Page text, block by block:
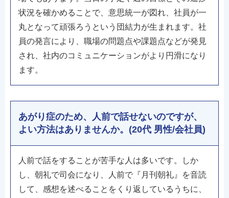
状況を確かめることで、意思統一が図れ、社員が一
丸となって頑張ろうという団結力が生まれます。社
員の発言により、職場の問題点や課題点などが発見
され、社内のコミュニケーションがより円滑になり
ます。
あがり症のため、人前で話せないのですが、
よい方法はありませんか。(20代 男性/会社員)
人前で話をすることが苦手な人は多いです。しか
し、朝礼で司会になり、人前で『月刊朝礼』を音読
して、感想を述べることをくり返しているうちに、